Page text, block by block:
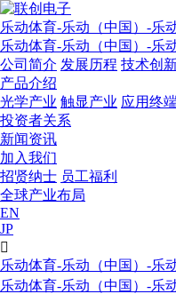
乐动体育-乐动（中国）-乐
乐动体育-乐动（中国）-乐
公司简介 发展历程 技术创
产品介绍
光学产业 触显产业 应用终
投资者关系
新闻资讯
加入我们
招贤纳士 员工福利
全球产业布局
EN
JP

乐动体育-乐动（中国）-乐
乐动体育-乐动（中国）-乐